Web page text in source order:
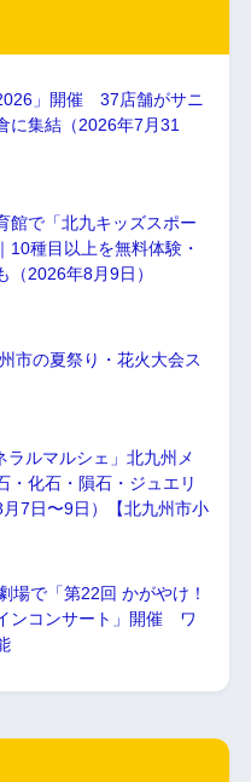
」開催 37店舗がサニ
に集結（2026年7月31
館で「北九キッズスポー
10種目以上を無料体験・
（2026年8月9日）
市の夏祭り・花火大会ス
ラルマルシェ」北九州メ
・化石・隕石・ジュエリ
7日〜9日）【北九州市小
場で「第22回 かがやけ！
ンコンサート」開催 ワ